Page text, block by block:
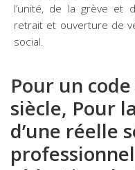
l’unité, de la grève et
retrait et ouverture de
social.
Pour un
siècle, Pour
d’une réelle